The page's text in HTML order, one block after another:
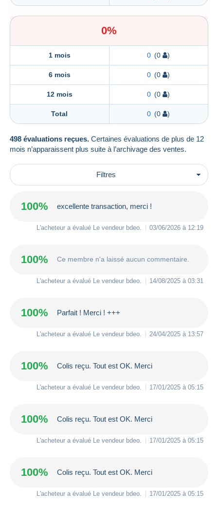
0%
1 mois 0 (0 )
6 mois 0 (0 )
12 mois 0 (0 )
Total 0 (0 )
498 évaluations reçues. Certaines évaluations de plus de 12
mois n’apparaissent plus suite à l’archivage des ventes.
Filtres
100% excellente transaction, merci !
L'acheteur a évalué Le vendeur bdeo 03/06/2026 à 12:19
100% Ce membre n'a laissé aucun commentaire.
L'acheteur a évalué Le vendeur bdeo 14/08/2025 à 03:31
100% Parfait ! Merci ! +++
L'acheteur a évalué Le vendeur bdeo 24/04/2025 à 13:57
100% Colis reçu. Tout est OK. Merci
L'acheteur a évalué Le vendeur bdeo 17/01/2025 à 05:15
100% Colis reçu. Tout est OK. Merci
L'acheteur a évalué Le vendeur bdeo 17/01/2025 à 05:15
100% Colis reçu. Tout est OK. Merci
L'acheteur a évalué Le vendeur bdeo 17/01/2025 à 05:15